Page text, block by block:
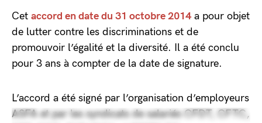
Cet accord en date du 31 octobre 2014a pour objet
de lutter contre les discriminations et de
promouvoir l’égalité et la diversité. Il a été conclu
pour 3 ans à compter de la date de signature.
L’accord a été signé par l’organisation d’employeurs
ASFA et par les syndicats de salariés CFDT, CFTC,